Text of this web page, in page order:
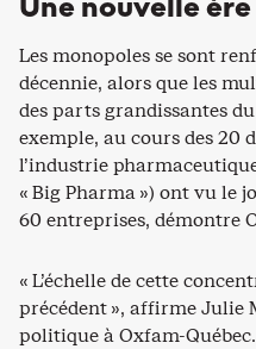
Les monopoles se sont
décennie, alors que les
des parts grandissantes
exemple, au cours des 20
l’industrie
« Big Pharma ») ont vu le
60 entreprises, démontre
« L’échelle de cette
précédent », affirme Julie
politique à Oxfam-Québec.